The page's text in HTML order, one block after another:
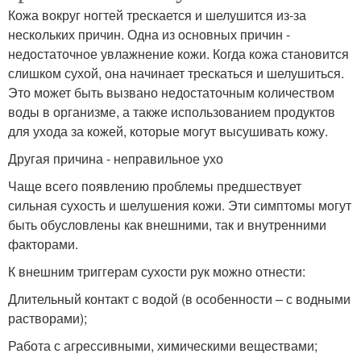
Кожа вокруг ногтей трескается и шелушится из-за
нескольких причин. Одна из основных причин -
недостаточное увлажнение кожи. Когда кожа становится
слишком сухой, она начинает трескаться и шелушиться.
Это может быть вызвано недостаточным количеством
воды в организме, а также использованием продуктов
для ухода за кожей, которые могут высушивать кожу.
Другая причина - неправильное ухо
Чаще всего появлению проблемы предшествует
сильная сухость и шелушения кожи. Эти симптомы могут
быть обусловлены как внешними, так и внутренними
факторами.
К внешним триггерам сухости рук можно отнести:
Длительный контакт с водой (в особенности – с водными
растворами);
Работа с агрессивными, химическими веществами;